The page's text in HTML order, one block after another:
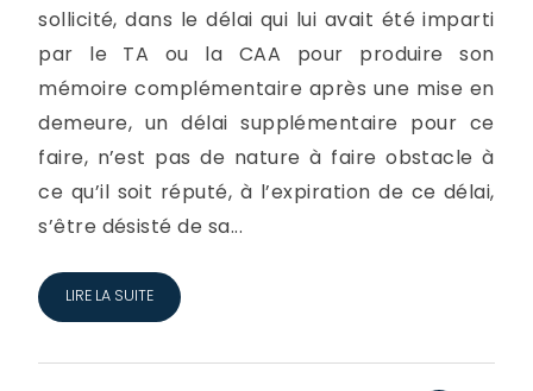
sollicité, dans le délai qui lui avait été imparti
par le TA ou la CAA pour produire son
mémoire complémentaire après une mise en
demeure, un délai supplémentaire pour ce
faire, n’est pas de nature à faire obstacle à
ce qu’il soit réputé, à l’expiration de ce délai,
s’être désisté de sa...
LIRE LA SUITE